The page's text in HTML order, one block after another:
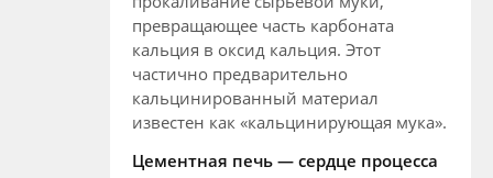
превращающее часть карбоната
кальция в оксид кальция. Этот
частично предварительно
кальцинированный материал
известен как «кальцинирующая мука».
Цементная печь — сердце процесса